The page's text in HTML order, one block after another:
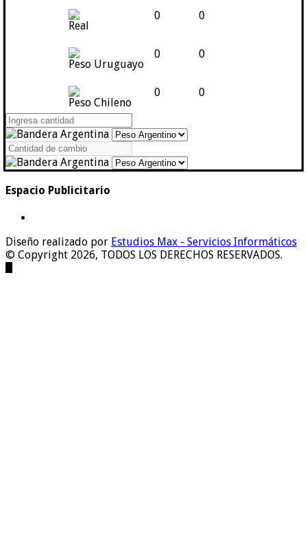
Real
0 0
Peso Uruguayo
0 0
Peso Chileno
0 0
Espacio Publicitario
Diseño realizado por Estudios Max - Servicios Informáticos
© Copyright 2026, TODOS LOS DERECHOS RESERVADOS.